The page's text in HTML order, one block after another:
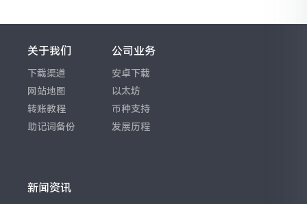
关于我们
下载渠道
网站地图
转账教程
助记词备份
公司业务
安卓下载
以太坊
币种支持
发展历程
新闻资讯